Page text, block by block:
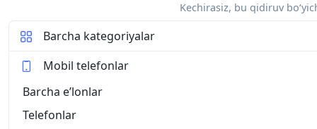
Kechirasiz, bu qidiruv
Barcha kategoriyalar
Mobil telefonlar
Barcha eʼlonlar
Telefonlar